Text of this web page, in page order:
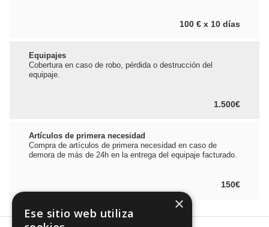
100 € x 10 días
Equipajes
Cobertura en caso de robo, pérdida o destrucción del
equipaje.
1.500€
Artículos de primera necesidad
Compra de artículos de primera necesidad en caso de
demora de más de 24h en la entrega del equipaje facturado.
150€
×
Ese sitio web utiliza